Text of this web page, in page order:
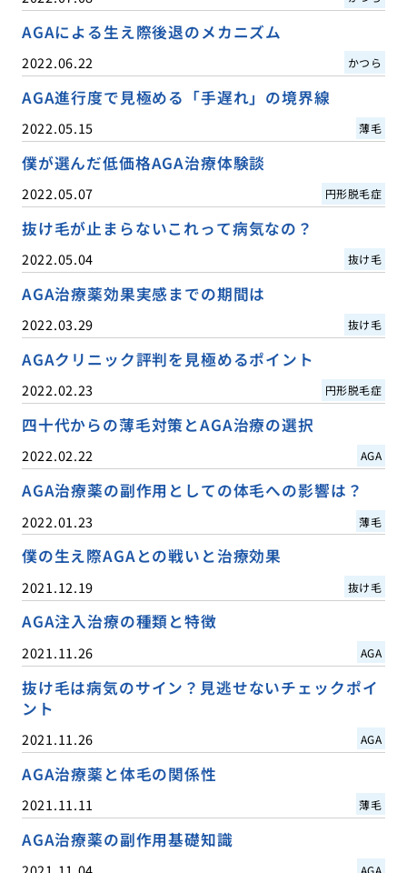
AGAによる生え際後退のメカニズム
2022.06.22 かつら
AGA進行度で見極める「手遅れ」の境界線
2022.05.15 薄毛
僕が選んだ低価格AGA治療体験談
2022.05.07 円形脱毛症
抜け毛が止まらないこれって病気なの？
2022.05.04 抜け毛
AGA治療薬効果実感までの期間は
2022.03.29 抜け毛
AGAクリニック評判を見極めるポイント
2022.02.23 円形脱毛症
四十代からの薄毛対策とAGA治療の選択
2022.02.22 AGA
AGA治療薬の副作用としての体毛への影響は？
2022.01.23 薄毛
僕の生え際AGAとの戦いと治療効果
2021.12.19 抜け毛
AGA注入治療の種類と特徴
2021.11.26 AGA
抜け毛は病気のサイン？見逃せないチェックポイ
ント
2021.11.26 AGA
AGA治療薬と体毛の関係性
2021.11.11 薄毛
AGA治療薬の副作用基礎知識
AGA